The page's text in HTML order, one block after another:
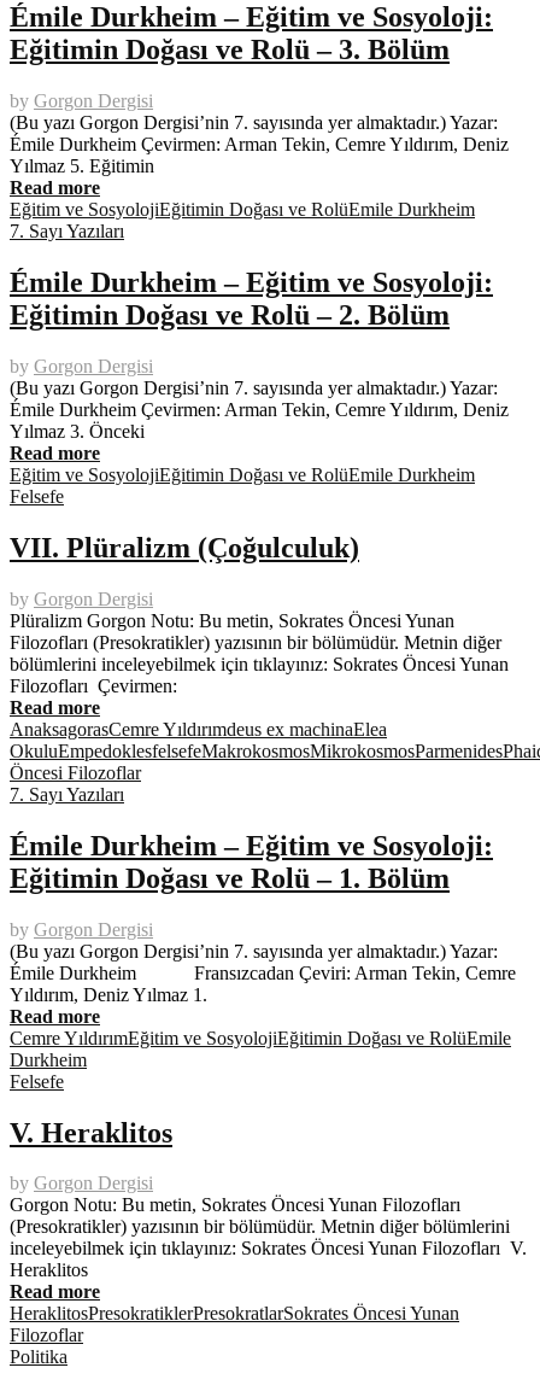
Émile Durkheim – Eğitim ve Sosyoloji:
Eğitimin Doğası ve Rolü – 3. Bölüm
by Gorgon Dergisi
(Bu yazı Gorgon Dergisi’nin 7. sayısında yer almaktadır.) Yazar:
Émile Durkheim Çevirmen: Arman Tekin, Cemre Yıldırım, Deniz
Yılmaz 5. Eğitimin
Read more
Eğitim ve SosyolojiEğitimin Doğası ve RolüEmile Durkheim
7. Sayı Yazıları
Émile Durkheim – Eğitim ve Sosyoloji:
Eğitimin Doğası ve Rolü – 2. Bölüm
by Gorgon Dergisi
(Bu yazı Gorgon Dergisi’nin 7. sayısında yer almaktadır.) Yazar:
Émile Durkheim Çevirmen: Arman Tekin, Cemre Yıldırım, Deniz
Yılmaz 3. Önceki
Read more
Eğitim ve SosyolojiEğitimin Doğası ve RolüEmile Durkheim
Felsefe
VII. Plüralizm (Çoğulculuk)
by Gorgon Dergisi
Plüralizm Gorgon Notu: Bu metin, Sokrates Öncesi Yunan
Filozofları (Presokratikler) yazısının bir bölümüdür. Metnin diğer
bölümlerini inceleyebilmek için tıklayınız: Sokrates Öncesi Yunan
Filozofları Çevirmen:
Read more
AnaksagorasCemre Yıldırımdeus ex machinaElea
OkuluEmpedoklesfelsefeMakrokosmosMikrokosmosParmenides
Öncesi Filozoflar
7. Sayı Yazıları
Émile Durkheim – Eğitim ve Sosyoloji:
Eğitimin Doğası ve Rolü – 1. Bölüm
by Gorgon Dergisi
(Bu yazı Gorgon Dergisi’nin 7. sayısında yer almaktadır.) Yazar:
Émile Durkheim Fransızcadan Çeviri: Arman Tekin, Cemre
Yıldırım, Deniz Yılmaz 1.
Read more
Cemre YıldırımEğitim ve SosyolojiEğitimin Doğası ve RolüEmile
Durkheim
Felsefe
V. Heraklitos
by Gorgon Dergisi
Gorgon Notu: Bu metin, Sokrates Öncesi Yunan Filozofları
(Presokratikler) yazısının bir bölümüdür. Metnin diğer bölümlerini
inceleyebilmek için tıklayınız: Sokrates Öncesi Yunan Filozofları V.
Heraklitos
Read more
HeraklitosPresokratiklerPresokratlarSokrates Öncesi Yunan
Filozoflar
Politika